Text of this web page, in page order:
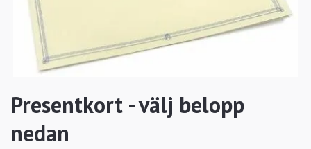
Presentkort - välj belopp
nedan